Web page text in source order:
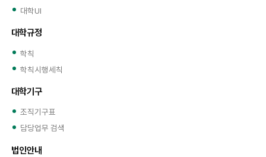
대학UI
대학규정
학칙
학칙시행세칙
대학기구
조직기구표
담당업무 검색
법인안내